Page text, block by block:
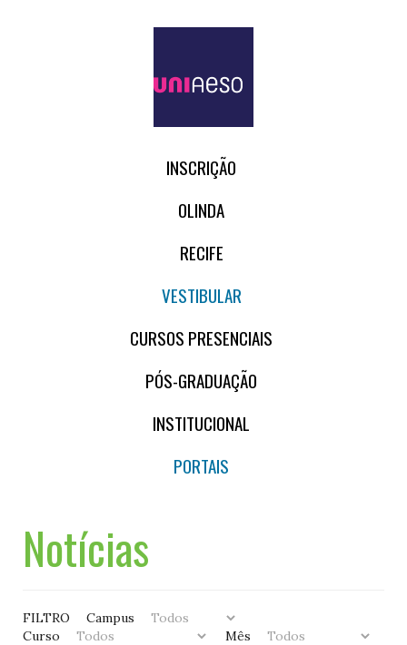
INSCRIÇÃO
OLINDA
RECIFE
VESTIBULAR
CURSOS PRESENCIAIS
PÓS-GRADUAÇÃO
INSTITUCIONAL
PORTAIS
Notícias
FILTRO
Campus
Curso
Mês